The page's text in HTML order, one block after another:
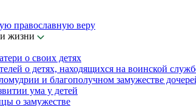
православную веру
жизни
о своих детях
о детях, находящихся на воинской
и благополучном замужестве
ума у детей
о замужестве